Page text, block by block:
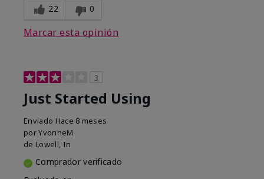
22 0
Marcar esta opinión
3
Just Started Using
Enviado Hace 8 meses
porYvonneM
de Lowell, In
Comprador verificado